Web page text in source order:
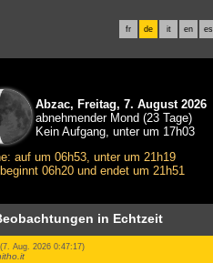
fr de it en es
Abzac, Freitag, 7. August 2026
abnehmender Mond (23 Tage)
Kein Aufgang, unter um 17h03
auf um 06h53, unter um 21h19
06h20 und endet um 21h51
in Echtzeit
(7. Aug. 2026 0:52:23)